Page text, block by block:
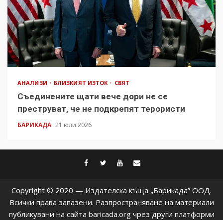
АНАЛИЗИ БЛИЗКИЯТ ИЗТОК СВЯТ
Съединените щати вече дори не се
преструват, че не подкрепят терористи
БАРИКАДА 21 юли 2026
facebook
twitter
youtube
Copyright © 2020 — Издателска къща „Барикада” ООД.
Всички права запазени. Разпространяване на материали
публикувани на сайта baricada.org чрез други платформи